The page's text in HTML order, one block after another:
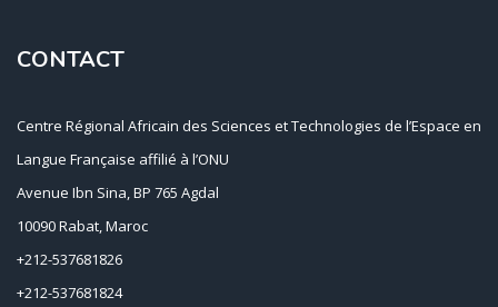
CONTACT
Centre Régional Africain des Sciences et Technologies de l’Espace en
Langue Française affilié à l’ONU
Avenue Ibn Sina, BP 765 Agdal
10090 Rabat, Maroc
+212-537681826
+212-537681824